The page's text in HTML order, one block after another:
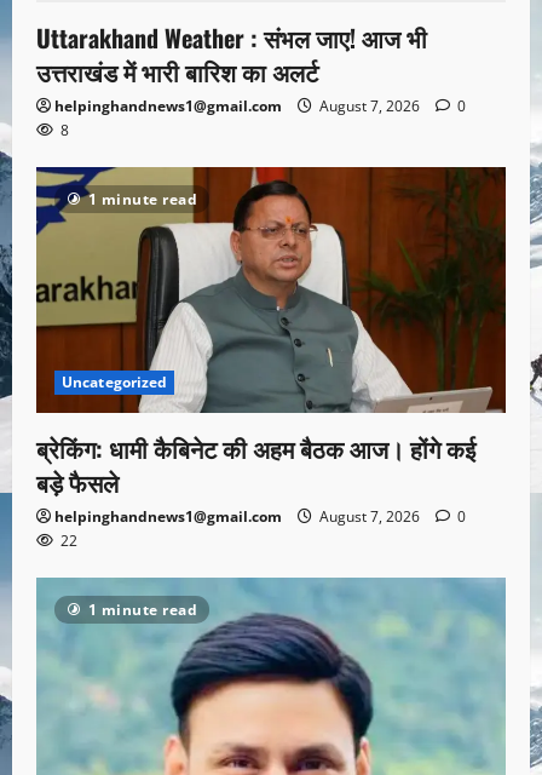
Uttarakhand Weather : संभल जाए! आज भी
उत्तराखंड में भारी बारिश का अलर्ट
helpinghandnews1@gmail.com August 7, 2026
0
8
1 minute read
Uncategorized
ब्रेकिंग: धामी कैबिनेट की अहम बैठक आज। होंगे कई
बड़े फैसले
helpinghandnews1@gmail.com August 7, 2026
0
22
1 minute read